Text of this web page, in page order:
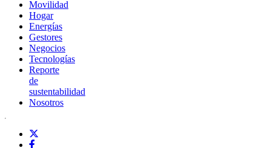
Movilidad
Hogar
Energías
Gestores
Negocios
Tecnologías
Reporte
de
sustentabilidad
Nosotros